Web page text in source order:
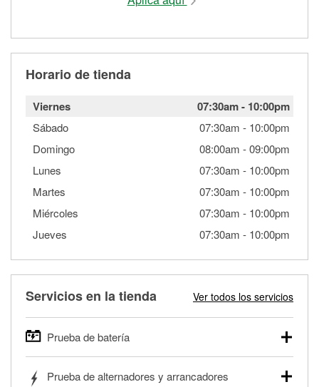
Horario de tienda
Viernes 07:30am- 10:00pm
Sábado 07:30am - 10:00pm
Domingo
08:00am -09:00pm
Lunes
07:30am - 10:00pm
Martes
07:30am - 10:00pm
Miércoles
07:30am - 10:00pm
Jueves
07:30am - 10:00pm
Servicios en la tienda Ver todos los servicios
Prueba de batería
autos, camionetas, SUVs, vehículos comerciales y
Prueba de alternadores y arrancadores